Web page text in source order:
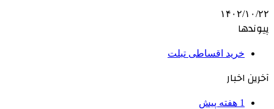
۱۴۰۲/۱۰/۲۲
پیوندها
خرید اقساطی تبلت
آخرین اخبار
1 هفته پیش